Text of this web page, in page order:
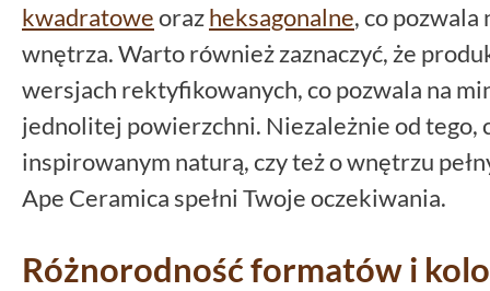
kwadratoweorazheksagonalne, co pozwala
wnętrza. Warto również zaznaczyć, że
wersjach rektyfikowanych, co pozwala na
jednolitej powierzchni. Niezależnie od tego,
inspirowanym naturą, czy też o wnętrzu
Ape Ceramica spełni Twoje oczekiwania.
Różnorodność formatów i